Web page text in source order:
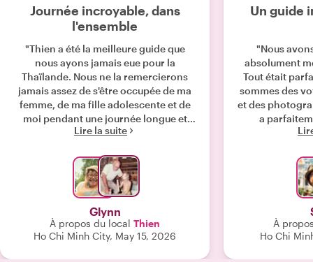
Journée incroyable, dans
l'ensemble
"Thien a été la meilleure guide que
nous ayons jamais eue pour la
Thaïlande. Nous ne la remercierons
jamais assez de s'être occupée de ma
femme, de ma fille adolescente et de
moi pendant une journée longue et
aventureuse."
Lire la suite
Glynn
À propos du local Thien
Ho Chi Minh City, May 15, 2026
Un guide
"Nous
absolument
Tout était
sommes des
et des
a
demande,
chercher
À
Ho Chi